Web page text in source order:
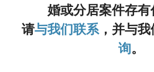
婚或分居案件存有
请与我们联系，并与
询。